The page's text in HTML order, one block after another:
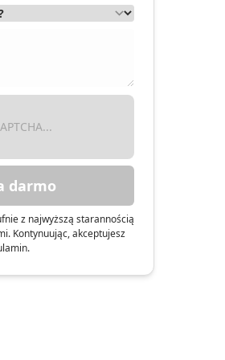
darmo
z najwyższą starannością
Kontynuując, akceptujesz